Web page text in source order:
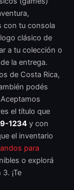
con tu consola
clásico de
a tu colección o
la entrega.
de Costa Rica,
podés
el título que
1234 y con
el inventario
para
o explorá
¡Te